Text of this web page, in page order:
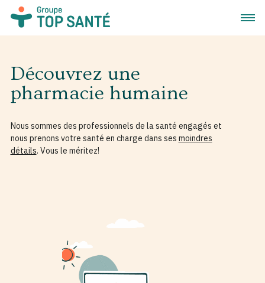
Ouvrir
Découvrez une
pharmacie humaine
Nous sommes des professionnels de la santé engagés et
nous prenons votre santé en charge dans ses moindres
détails. Vous le méritez!